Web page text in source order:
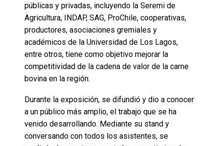
públicas y privadas, incluyendo la Seremi de
Agricultura, INDAP, SAG, ProChile, cooperativas,
productores, asociaciones gremiales y
académicos de la Universidad de Los Lagos,
entre otros, tiene como objetivo mejorar la
competitividad de la cadena de valor de la carne
bovina en la región.
Durante la exposición, se difundió y dio a conocer
a un público más amplio, el trabajo que se ha
venido desarrollando. Mediante su stand y
conversando con todos los asistentes, se